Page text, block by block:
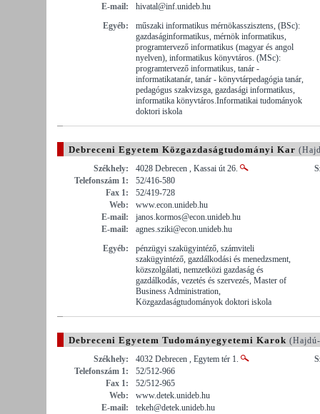
E-mail:
hivatal@inf.unideb.hu
Egyéb:
műszaki informatikus mérnökasszisztens, (BSc):
gazdaságinformatikus, mérnök informatikus,
programtervező informatikus (magyar és angol
nyelven), informatikus könyvtáros. (MSc):
programtervező informatikus, tanár -
informatikatanár, tanár - könyvtárpedagógia tanár,
pedagógus szakvizsga, gazdasági informatikus,
informatika könyvtáros.Informatikai tudományok
doktori iskola
Debreceni Egyetem Közgazdaságtudományi Kar
Székhely:
4028 Debrecen , Kassai út 26.
Telefonszám 1:
52/416-580
Fax 1:
52/419-728
Web:
www.econ.unideb.hu
E-mail:
janos.kormos@econ.unideb.hu
E-mail:
agnes.sziki@econ.unideb.hu
Egyéb:
pénzügyi szakügyintéző, számviteli
szakügyintéző, gazdálkodási és menedzsment,
közszolgálati, nemzetközi gazdaság és
gazdálkodás, vezetés és szervezés, Master of
Business Administration,
Közgazdaságtudományok doktori iskola
Debreceni Egyetem Tudományegyetemi Karok
Székhely:
4032 Debrecen , Egytem tér 1.
Telefonszám 1:
52/512-966
Fax 1:
52/512-965
Web:
www.detek.unideb.hu
E-mail:
tekeh@detek.unideb.hu